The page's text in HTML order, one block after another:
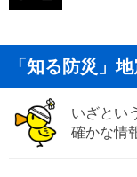
「知る防災」
いざとい
確かな情